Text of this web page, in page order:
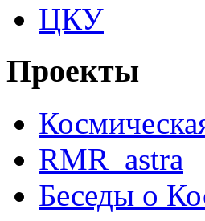
ЦКУ
Проекты
RMR_astra
Беседы о